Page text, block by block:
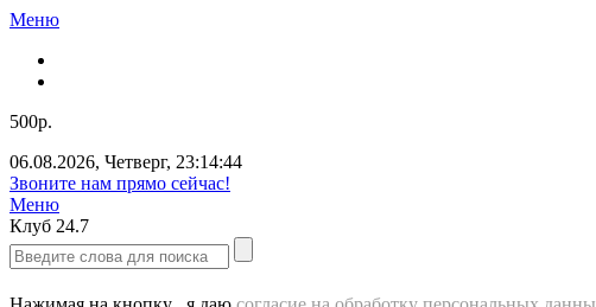
Меню
500р.
06.08.2026, Четверг, 23:14:44
Звоните нам прямо сейчас!
Меню
Клуб 24.7